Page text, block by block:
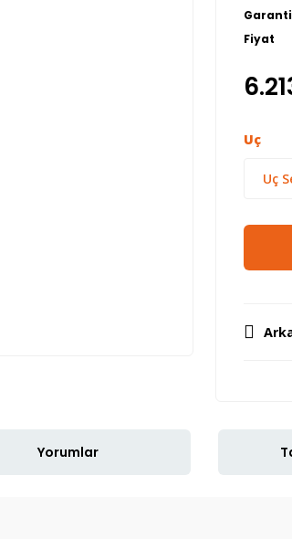
Fiyat
Uç
Yorumlar